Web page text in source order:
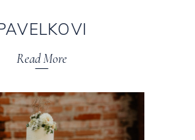
Read More